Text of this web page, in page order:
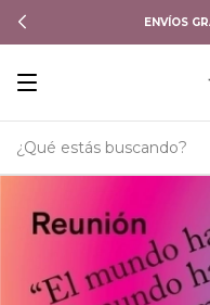
ENVÍOS